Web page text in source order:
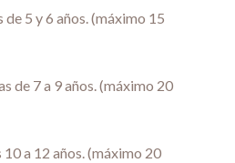
de 5 y 6 años. (máximo 15
de 7 a 9 años. (máximo 20
10 a 12 años. (máximo 20